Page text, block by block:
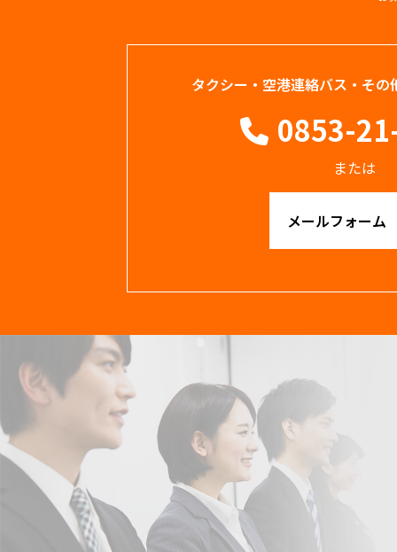
タクシー・空港連絡バス・その
0853-
または
メールフォーム